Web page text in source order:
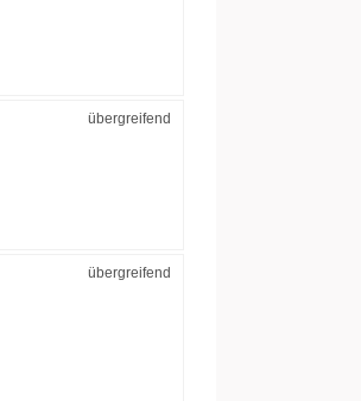
übergreifend
übergreifend